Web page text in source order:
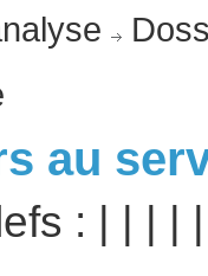
au
: